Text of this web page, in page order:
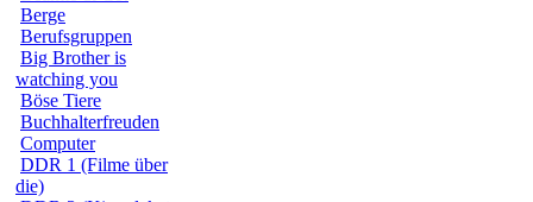
Berge
Berufsgruppen
Big Brother is
watching you
Böse Tiere
Buchhalterfreuden
Computer
DDR 1 (Filme über
die)